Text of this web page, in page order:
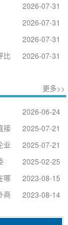
2026-07-31
2026-07-31
2026-07-31
2026-07-31
比
更多>>
2026-06-24
2025-07-21
接
2025-07-21
业
2025-02-25
2023-08-15
哪
2023-08-14
商